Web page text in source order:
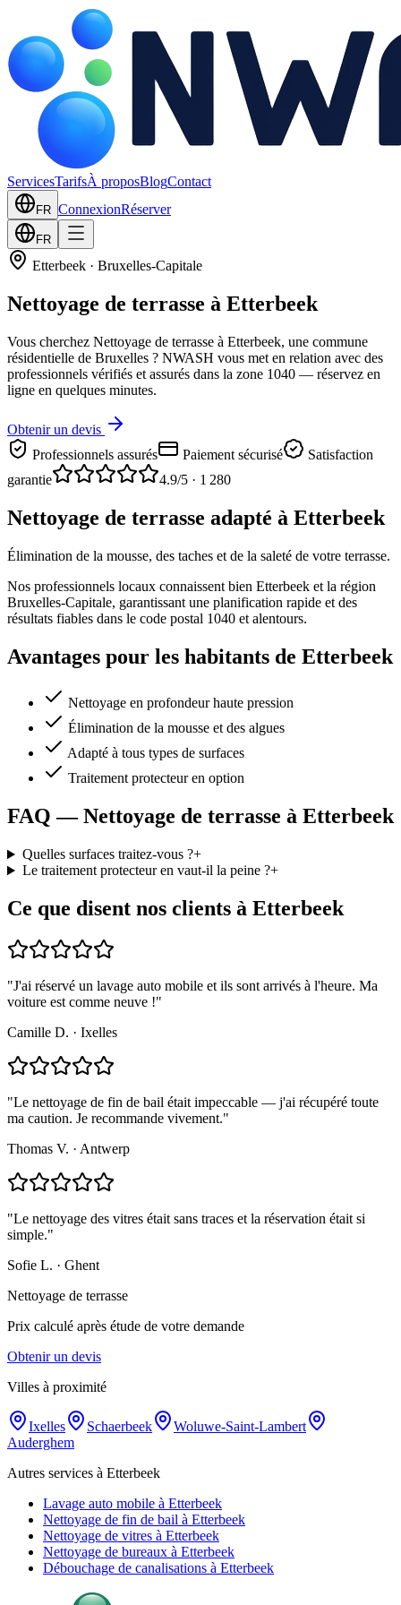
ServicesTarifsÀ proposBlogContact
FR ConnexionRéserver
FR
Etterbeek · Bruxelles-Capitale
Nettoyage de terrasse à Etterbeek
Vous cherchez Nettoyage de terrasse à Etterbeek, une commune
résidentielle de Bruxelles ? NWASH vous met en relation avec des
professionnels vérifiés et assurés dans la zone 1040 — réservez en
ligne en quelques minutes.
Obtenir un devis
Professionnels assurés
Paiement sécurisé
Satisfaction
garantie
4.9/5 · 1 280
Nettoyage de terrasse adapté à Etterbeek
Élimination de la mousse, des taches et de la saleté de votre terrasse.
Nos professionnels locaux connaissent bien Etterbeek et la région
Bruxelles-Capitale, garantissant une planification rapide et des
résultats fiables dans le code postal 1040 et alentours.
Avantages pour les habitants de Etterbeek
Nettoyage en profondeur haute pression
Élimination de la mousse et des algues
Adapté à tous types de surfaces
Traitement protecteur en option
FAQ — Nettoyage de terrasse à Etterbeek
Quelles surfaces traitez-vous ?+
Le traitement protecteur en vaut-il la peine ?+
Ce que disent nos clients à Etterbeek
"J'ai réservé un lavage auto mobile et ils sont arrivés à l'heure. Ma
voiture est comme neuve !"
Camille D. · Ixelles
"Le nettoyage de fin de bail était impeccable — j'ai récupéré toute
ma caution. Je recommande vivement."
Thomas V. · Antwerp
"Le nettoyage des vitres était sans traces et la réservation était si
simple."
Sofie L. · Ghent
Nettoyage de terrasse
Prix calculé après étude de votre demande
Obtenir un devis
Villes à proximité
Ixelles Schaerbeek
Woluwe-Saint-Lambert
Auderghem
Autres services à Etterbeek
Lavage auto mobile à Etterbeek
Nettoyage de fin de bail à Etterbeek
Nettoyage de vitres à Etterbeek
Nettoyage de bureaux à Etterbeek
Débouchage de canalisations à Etterbeek